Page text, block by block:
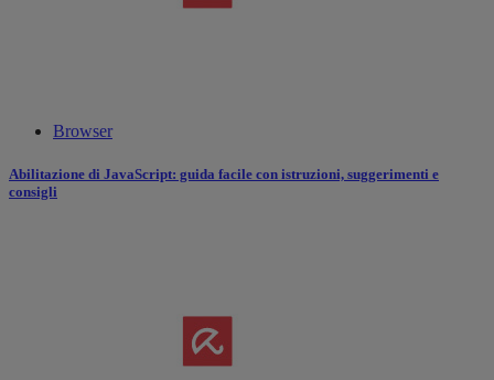
Browser
Abilitazione di JavaScript: guida facile con istruzioni, suggerimenti e
consigli